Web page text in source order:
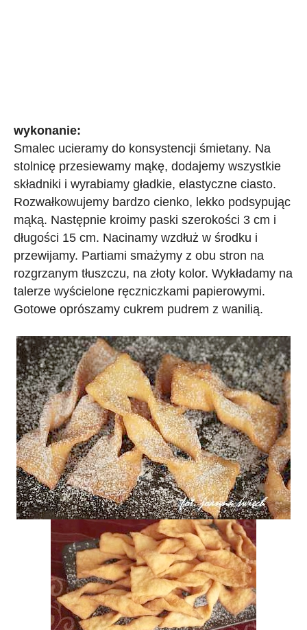
wykonanie:
Smalec ucieramy do konsystencji śmietany. Na
stolnicę przesiewamy mąkę, dodajemy wszystkie
składniki i wyrabiamy gładkie, elastyczne ciasto.
Rozwałkowujemy bardzo cienko, lekko podsypując
mąką. Następnie kroimy paski szerokości 3 cm i
długości 15 cm. Nacinamy wzdłuż w środku i
przewijamy. Partiami smażymy z obu stron na
rozgrzanym tłuszczu, na złoty kolor. Wykładamy na
talerze wyścielone ręczniczkami papierowymi.
Gotowe oprószamy cukrem pudrem z wanilią.